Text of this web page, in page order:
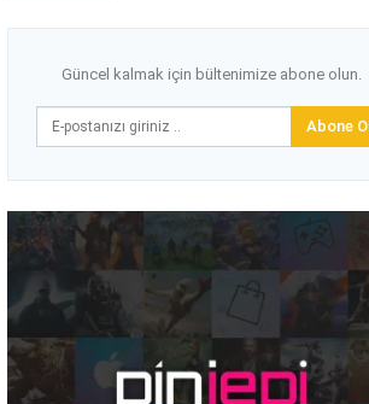
Güncel kalmak için bültenimize abone olun.
Abone Ol